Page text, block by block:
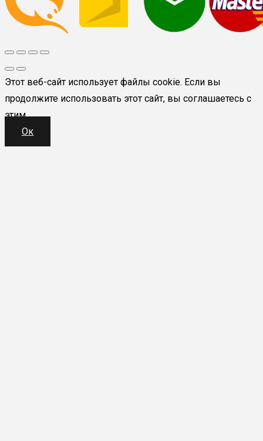
Этот веб-сайт использует файлы cookie. Если вы
продолжите использовать этот сайт, вы соглашаетесь с
этим.
Ок